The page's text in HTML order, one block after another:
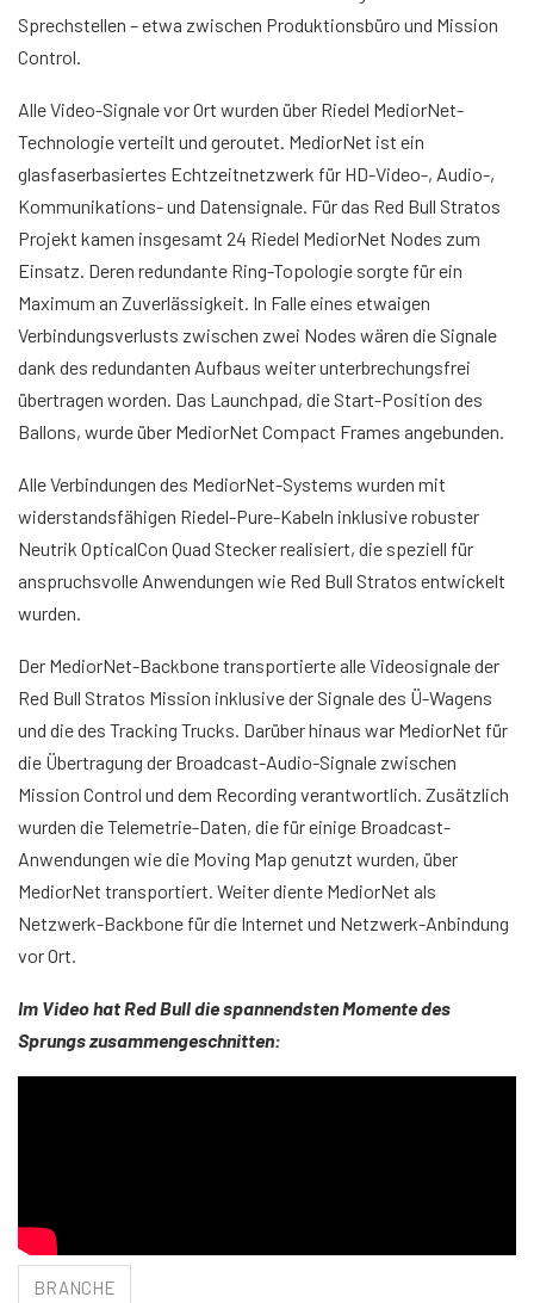
Sprechstellen – etwa zwischen Produktionsbüro und Mission
Control.
Alle Video-Signale vor Ort wurden über Riedel MediorNet-
Technologie verteilt und geroutet. MediorNet ist ein
glasfaserbasiertes Echtzeitnetzwerk für HD-Video-, Audio-,
Kommunikations- und Datensignale. Für das Red Bull Stratos
Projekt kamen insgesamt 24 Riedel MediorNet Nodes zum
Einsatz. Deren redundante Ring-Topologie sorgte für ein
Maximum an Zuverlässigkeit. In Falle eines etwaigen
Verbindungsverlusts zwischen zwei Nodes wären die Signale
dank des redundanten Aufbaus weiter unterbrechungsfrei
übertragen worden. Das Launchpad, die Start-Position des
Ballons, wurde über MediorNet Compact Frames angebunden.
Alle Verbindungen des MediorNet-Systems wurden mit
widerstandsfähigen Riedel-Pure-Kabeln inklusive robuster
Neutrik OpticalCon Quad Stecker realisiert, die speziell für
anspruchsvolle Anwendungen wie Red Bull Stratos entwickelt
wurden.
Der MediorNet-Backbone transportierte alle Videosignale der
Red Bull Stratos Mission inklusive der Signale des Ü-Wagens
und die des Tracking Trucks. Darüber hinaus war MediorNet für
die Übertragung der Broadcast-Audio-Signale zwischen
Mission Control und dem Recording verantwortlich. Zusätzlich
wurden die Telemetrie-Daten, die für einige Broadcast-
Anwendungen wie die Moving Map genutzt wurden, über
MediorNet transportiert. Weiter diente MediorNet als
Netzwerk-Backbone für die Internet und Netzwerk-Anbindung
vor Ort.
Im Video hat Red Bull die spannendsten Momente des
Sprungs zusammengeschnitten:
BRANCHE